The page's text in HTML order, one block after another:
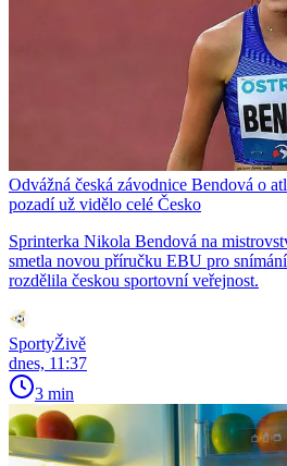
Odvážná česká závodnice Bendová o
pozadí už vidělo celé Česko
Sprinterka Nikola Bendová na
smetla novou příručku EBU pro
rozdělila českou sportovní veřejnost.
SportyŽivě
dnes, 11:37
3 min